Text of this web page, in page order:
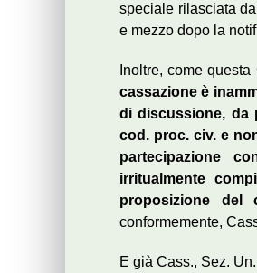
speciale rilasciata
e mezzo dopo la
Inoltre, come
cassazione è
di discussione, da
cod. proc. civ. e
partecipazione
irritualmente
proposizione del
conformemente,
E già Cass., Sez.